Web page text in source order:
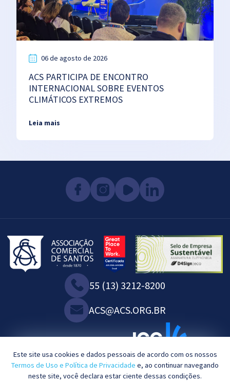
Este site usa cookies e dados pessoais de acordo com os nossos
Termos de Uso e Política de Privacidade e, ao continuar navegando
neste site, você declara estar ciente dessas condições.
06 de agosto de 2026
ACS PARTICIPA DE ENCONTRO
INTERNACIONAL SOBRE EVENTOS
CLIMÁTICOS EXTREMOS
Leia mais
55 (13) 3212-8200
ACS@ACS.ORG.BR